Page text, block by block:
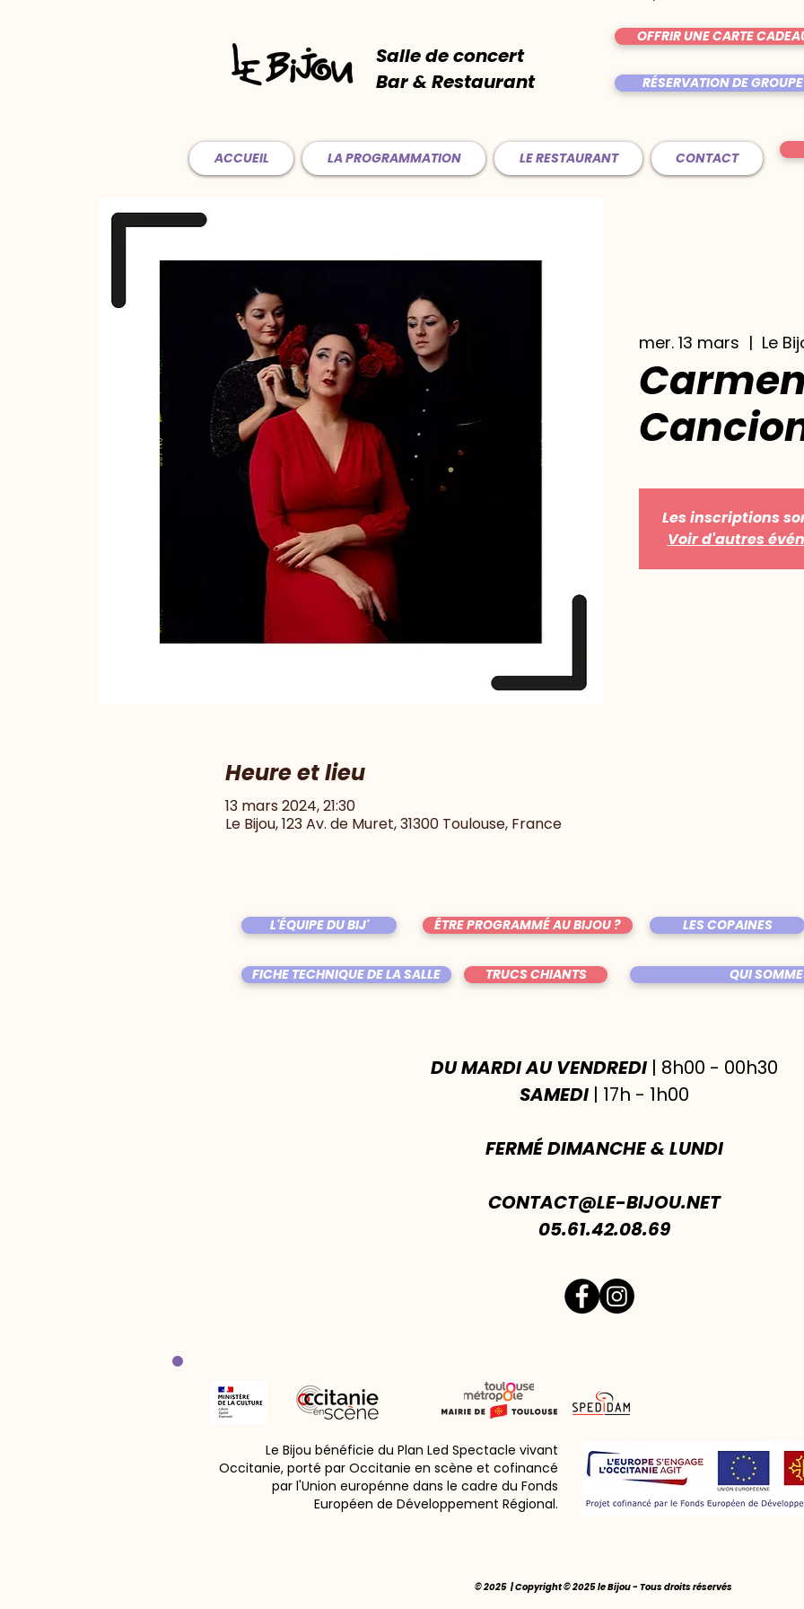
Salle de concert
Bar & Restaurant
OFFRIR UNE CARTE
RÉSERVATION DE GROUPE
ACCUEIL LA PROGRAMMATION LE RESTAURANT CONTACT
mer. 13 mars
  |
Le
Les inscriptions
Voir d'autres
Heure et lieu
13 mars 2024, 21:30
Le Bijou, 123 Av. de Muret, 31300 Toulouse, France
L'ÉQUIPE DU BIJ' ÊTRE PROGRAMMÉ AU BIJOU ? LES COPAINES
FICHE TECHNIQUE DE LA SALLE TRUCS CHIANTS QUI
DU MARDI AU VENDREDI| 8h00 - 00h30
SAMEDI| 17h - 1h00
FERMÉ DIMANCHE & LUNDI
CONTACT@LE-BIJOU.NET
05.61.42.08.69
Le Bijou bénéficie du Plan Led Spectacle vivant
Occitanie, porté par Occitanie en scène et cofinancé
par l'Union europénne dans le cadre du Fonds
Européen de Développement Régional.
© 2025 | Copyright © 2025 le Bijou - Tous droits réservés